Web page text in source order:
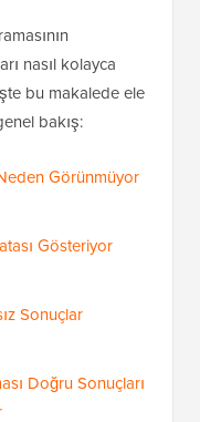
nasıl kolayca
bu makalede ele
bakış:
Görünmüyor
Gösteriyor
Sonuçlar
Doğru Sonuçları